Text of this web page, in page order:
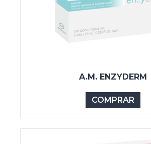
A.M. ENZYDERM
COMPRAR